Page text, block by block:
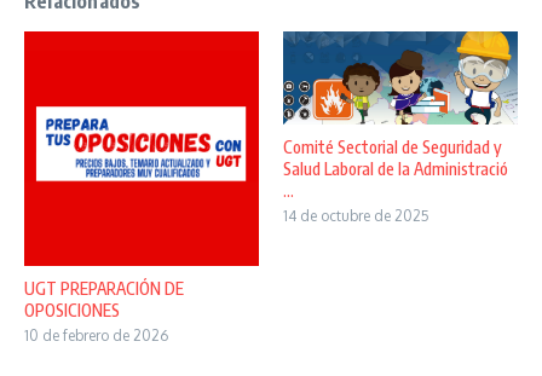
UGT PREPARACIÓN DE
OPOSICIONES
10 de febrero de 2026
Comité Sectorial de Seguridad y
Salud Laboral de la Administració
...
14 de octubre de 2025